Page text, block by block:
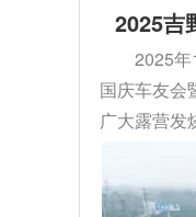
2025吉
2025
国庆车友会
广大露营发